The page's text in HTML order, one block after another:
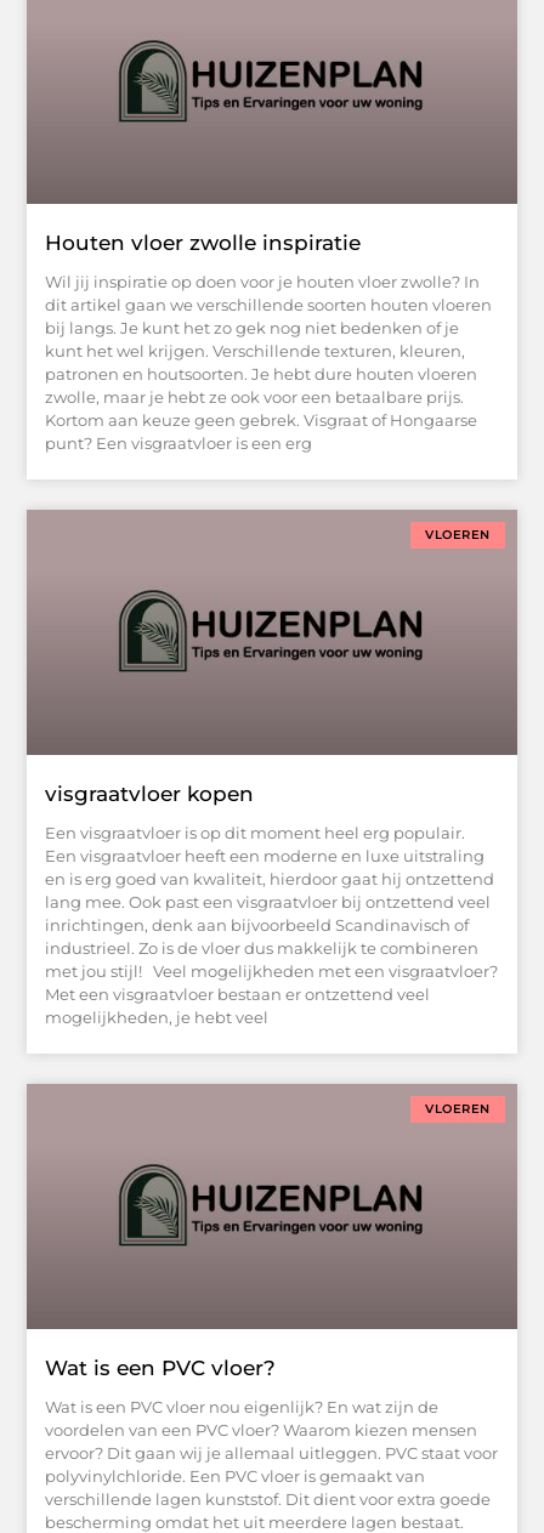
Houten vloer zwolle inspiratie
Wil jij inspiratie op doen voor je houten vloer zwolle? In
dit artikel gaan we verschillende soorten houten vloeren
bij langs. Je kunt het zo gek nog niet bedenken of je
kunt het wel krijgen. Verschillende texturen, kleuren,
patronen en houtsoorten. Je hebt dure houten vloeren
zwolle, maar je hebt ze ook voor een betaalbare prijs.
Kortom aan keuze geen gebrek. Visgraat of Hongaarse
punt? Een visgraatvloer is een erg
VLOEREN
visgraatvloer kopen
Een visgraatvloer is op dit moment heel erg populair.
Een visgraatvloer heeft een moderne en luxe uitstraling
en is erg goed van kwaliteit, hierdoor gaat hij ontzettend
lang mee. Ook past een visgraatvloer bij ontzettend veel
inrichtingen, denk aan bijvoorbeeld Scandinavisch of
industrieel. Zo is de vloer dus makkelijk te combineren
met jou stijl! Veel mogelijkheden met een visgraatvloer?
Met een visgraatvloer bestaan er ontzettend veel
mogelijkheden, je hebt veel
VLOEREN
Wat is een PVC vloer?
Wat is een PVC vloer nou eigenlijk? En wat zijn de
voordelen van een PVC vloer? Waarom kiezen mensen
ervoor? Dit gaan wij je allemaal uitleggen. PVC staat voor
polyvinylchloride. Een PVC vloer is gemaakt van
verschillende lagen kunststof. Dit dient voor extra goede
bescherming omdat het uit meerdere lagen bestaat.